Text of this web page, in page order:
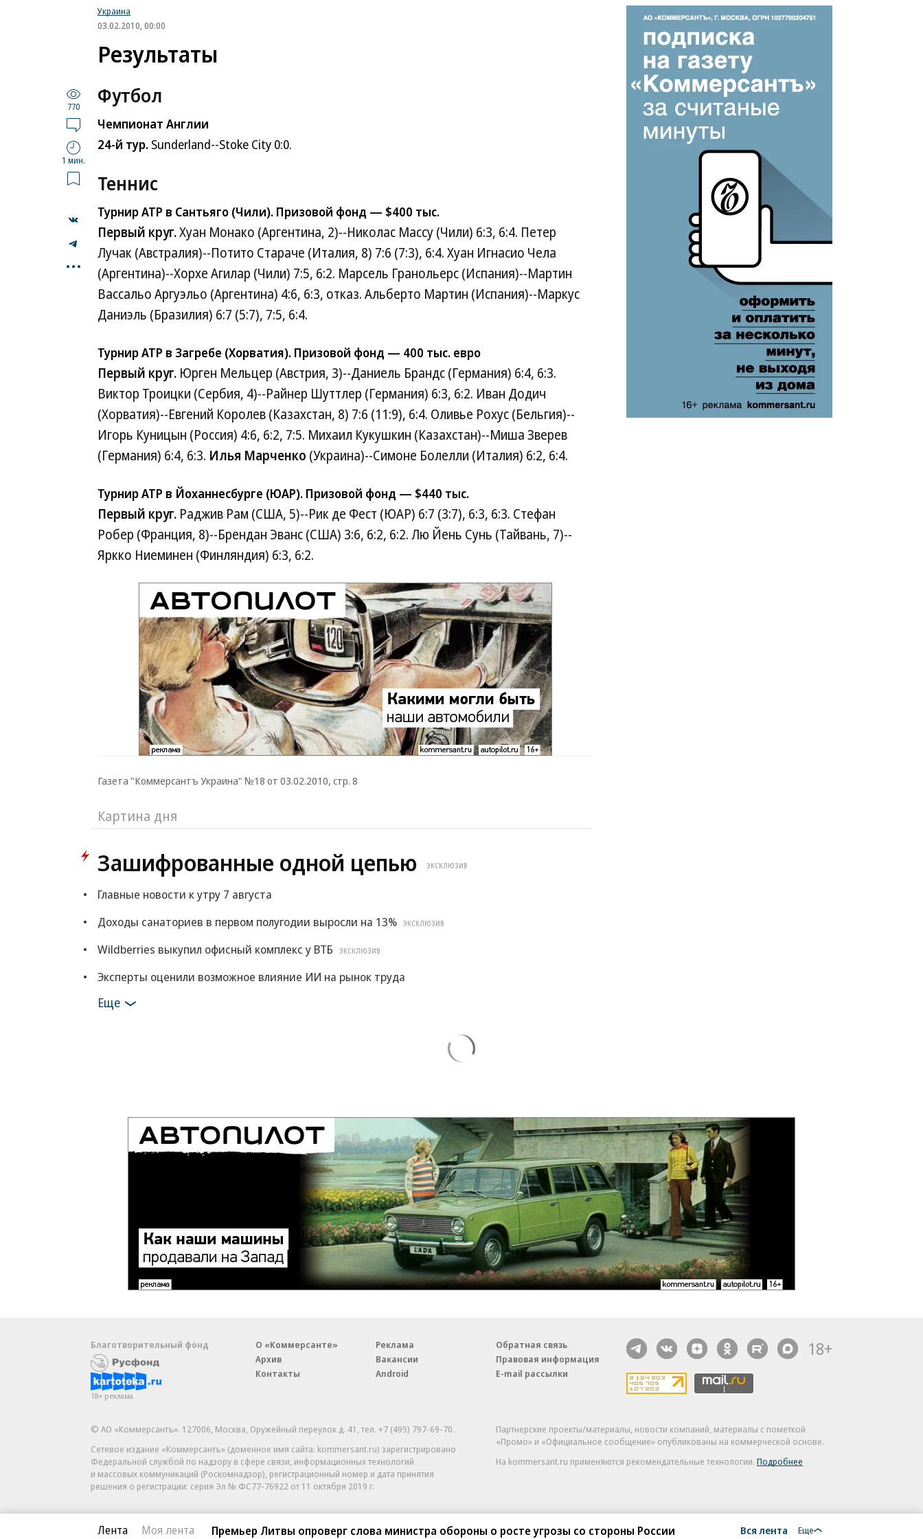
Украина
03.02.2010, 00:00
Результаты
770
1 мин.
...
Футбол
Чемпионат Англии
24-й тур. Sunderland--Stoke City 0:0.
Теннис
Турнир ATP в Сантьяго (Чили). Призовой фонд — $400 тыс.
Первый круг.Хуан Монако (Аргентина, 2)--Николас Массу (Чили) 6:3, 6:4. Петер
Лучак (Австралия)--Потито Стараче (Италия, 8) 7:6 (7:3), 6:4. Хуан Игнасио Чела
(Аргентина)--Хорхе Агилар (Чили) 7:5, 6:2. Марсель Гранольерс (Испания)--Мартин
Вассальо Аргуэльо (Аргентина) 4:6, 6:3, отказ. Альберто Мартин (Испания)--Маркус
Даниэль (Бразилия) 6:7 (5:7), 7:5, 6:4.
Турнир ATP в Загребе (Хорватия). Призовой фонд — 400 тыс. евро
Первый круг. Юрген Мельцер (Австрия, 3)--Даниель Брандс (Германия) 6:4, 6:3.
Виктор Троицки (Сербия, 4)--Райнер Шуттлер (Германия) 6:3, 6:2. Иван Додич
(Хорватия)--Евгений Королев (Казахстан, 8) 7:6 (11:9), 6:4. Оливье Рохус (Бельгия)--
Игорь Куницын (Россия) 4:6, 6:2, 7:5. Михаил Кукушкин (Казахстан)--Миша Зверев
(Германия) 6:4, 6:3. Илья Марченко (Украина)--Симоне Болелли (Италия) 6:2, 6:4.
Турнир ATP в Йоханнесбурге (ЮАР). Призовой фонд — $440 тыс.
Первый круг. Раджив Рам (США, 5)--Рик де Фест (ЮАР) 6:7 (3:7), 6:3, 6:3. Стефан
Робер (Франция, 8)--Брендан Эванс (США) 3:6, 6:2, 6:2. Лю Йень Сунь (Тайвань, 7)--
Яркко Ниеминен (Финляндия) 6:3, 6:2.
Газета "Коммерсантъ Украина" №18 от 03.02.2010, стр. 8
Картина дня
Зашифрованные одной цепью ЭКСКЛЮЗИВ
Главные новости к утру 7 августа
Доходы санаториев в первом полугодии выросли на 13%
ЭКСКЛЮЗИВ
Wildberries выкупил офисный комплекс у ВТБ ЭКСКЛЮЗИВ
Эксперты оценили возможное влияние ИИ на рынок труда
Еще
Лента Моя лента Премьер Литвы опроверг слова министра обороны о росте угрозы со стороны России Вся лента Еще
Благотворительный фонд
18+ реклама
О «Коммерсанте»
Архив
Контакты
Реклама
Вакансии
Android
Обратная связь
Правовая информация
E-mail рассылки
18+
© АО «Коммерсантъ». 127006, Москва, Оружейный переулок д. 41,тел. +7 (495) 797-69-70.
Сетевое издание «Коммерсантъ» (доменное имя сайта: kommersant.ru) зарегистрировано
Федеральной службой по надзору в сфере связи, информационных технологий
и массовых коммуникаций (Роскомнадзор), регистрационный номер и дата принятия
решения о регистрации: серия Эл № ФС77-76922 от 11 октября 2019 г.
Партнерские проекты/материалы, новости компаний, материалы с пометкой
«Промо» и «Официальное сообщение» опубликованы на коммерческой основе.
На kommersant.ru применяются рекомендательные технологии. Подробнее